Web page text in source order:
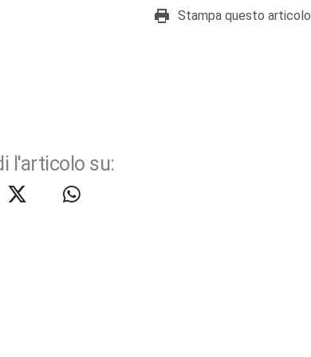
Stampa questo articolo
l'articolo su: